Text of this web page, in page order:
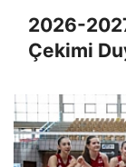
2026-
Çekimi